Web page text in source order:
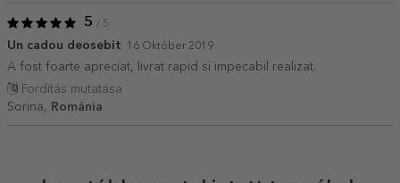
5 / 5
Un cadou deosebit 16 Október 2019
A fost foarte apreciat, livrat rapid si impecabil realizat.
Fordítás mutatása
Sorina,
Románia